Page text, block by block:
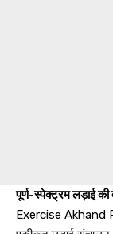
पूर्ण-स्पेक्ट्रम लड़ाई की
Exercise Akhand